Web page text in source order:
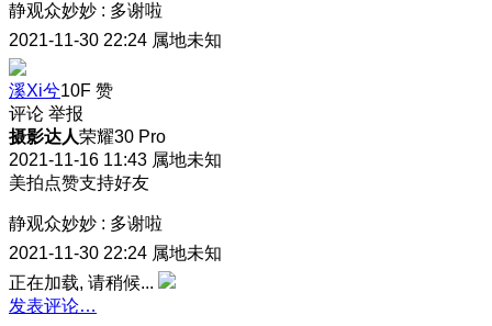
静观众妙妙 : 多谢啦
2021-11-30 22:24 属地未知
溪Xi兮10F 赞
评论 举报
摄影达人荣耀30 Pro
2021-11-16 11:43 属地未知
美拍点赞支持好友
静观众妙妙 : 多谢啦
2021-11-30 22:24 属地未知
正在加载, 请稍候...
发表评论…